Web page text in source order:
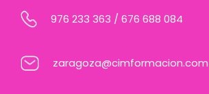
976 233 363 / 676 688 084
zaragoza@cimformacion.com